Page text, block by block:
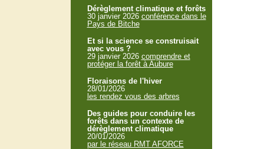
Dérèglement climatique et forêts
30 janvier 2026 conférence dans le
Pays de Bitche
Et si la science se construisait
avec vous ?
29 janvier 2026 comprendre et
protéger la forêt à Aubure
Floraisons de l'hiver
28/01/2026
les rendez vous des arbres
Des guides pour conduire les
forêts dans un contexte de
dérèglement climatique
20/01/2026
par le réseau RMT AFORCE